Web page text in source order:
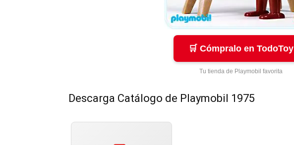
🛒 Cómpralo en TodoToy
Tu tienda de Playmobil favorita
Descarga Catálogo de Playmobil 1975